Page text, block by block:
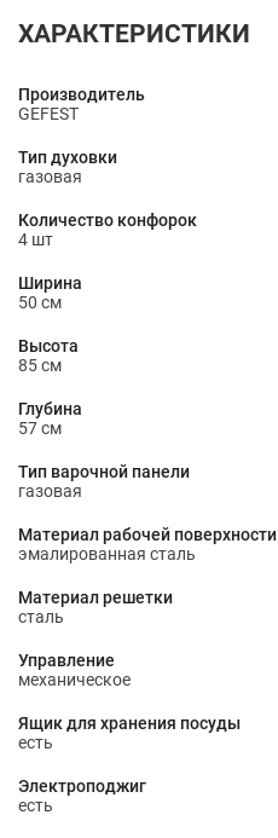
ХАРАКТЕРИСТИКИ
Производитель
GEFEST
Тип духовки
газовая
Количество конфорок
4 шт
Ширина
50 см
Высота
85 см
Глубина
57 см
Тип варочной панели
газовая
Материал рабочей поверхности
эмалированная сталь
Материал решетки
сталь
Управление
механическое
Ящик для хранения посуды
есть
Электроподжиг
есть